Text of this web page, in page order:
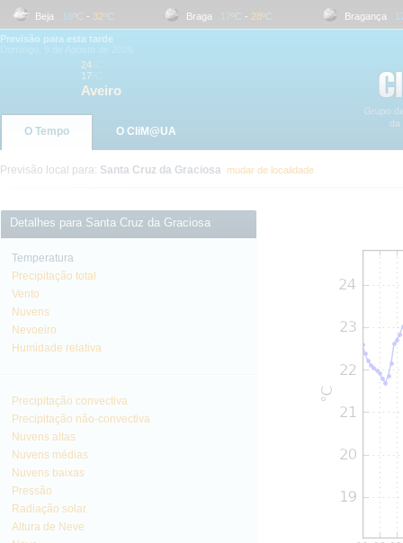
Beja 16 ºC- 32 ºC Braga 17 ºC- 28 ºC Bragança 17 ºC
Previsão para esta tarde
24
17
Aveiro
O Tempo O CliM@UA
Previsão local para: Santa Cruz da Graciosa mudar de localidade
Detalhes para Santa Cruz da Graciosa
Temperatura
Precipitação total
Vento
Nuvens
Nevoeiro
Humidade relativa
Precipitação convectiva
Precipitação não-convectiva
Nuvens altas
Nuvens médias
Nuvens baixas
Pressão
Radiação solar
Altura de Neve